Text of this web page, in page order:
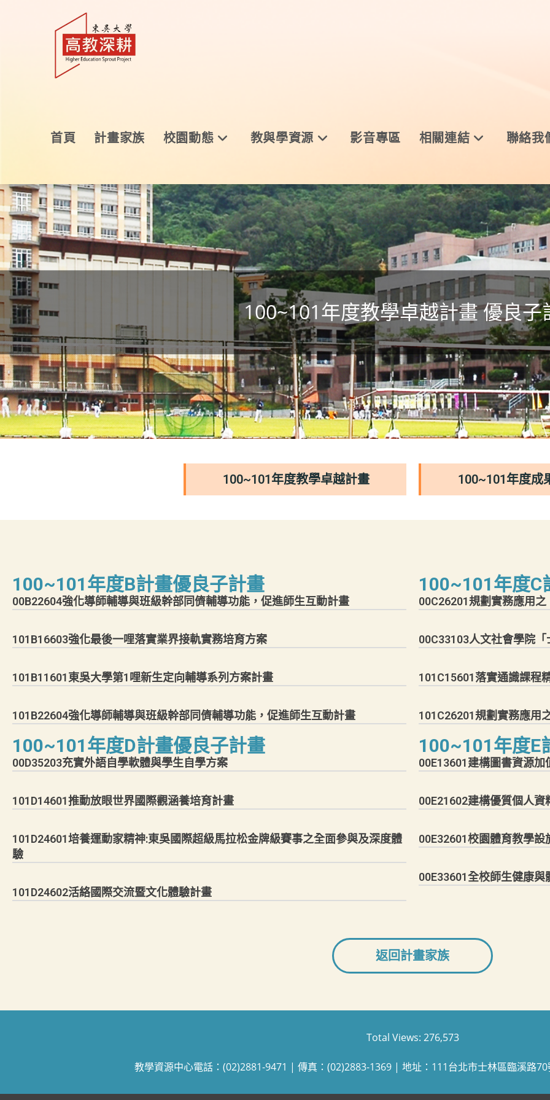
首頁 計畫家族 校園動態 教與學資源 影音專區 相關連結 聯絡我
100~101年度教學卓越計畫 優良子
100~101年度教學卓越計畫 100~101年度成
100~101年度B計畫優良子計畫
00B22604強化導師輔導與班級幹部同儕輔導功能，促進師生互動計畫
101B16603強化最後一哩落實業界接軌實務培育方案
101B11601東吳大學第1哩新生定向輔導系列方案計畫
101B22604強化導師輔導與班級幹部同儕輔導功能，促進師生互動計畫
100~101年度C
00C26201規劃實務應用
00C33103人文社會學院
101C15601落實通識課程
101C26201規劃實務應用
100~101年度D計畫優良子計畫
00D35203充實外語自學軟體與學生自學方案
101D14601推動放眼世界國際觀涵養培育計畫
101D24601培養運動家精神:東吳國際超級馬拉松金牌級賽事之全面參與及深度體
驗
101D24602活絡國際交流暨文化體驗計畫
100~101年度E
00E13601建構圖書資源加
00E21602建構優質個人資
00E32601校園體育教學設
00E33601全校師生健康與
返回計畫家族
Total Views: 276,573
教學資源中心電話：(02)2881-9471 | 傳真：(02)2883-1369 | 地址：111台北市士林區臨溪路